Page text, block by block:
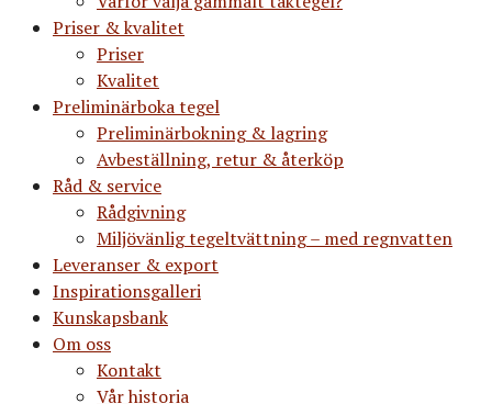
Priser & kvalitet
Priser
Kvalitet
Preliminärboka tegel
Preliminärbokning & lagring
Avbeställning, retur & återköp
Råd & service
Rådgivning
Miljövänlig tegeltvättning – med regnvatten
Leveranser & export
Inspirationsgalleri
Kunskapsbank
Om oss
Kontakt
Vår historia